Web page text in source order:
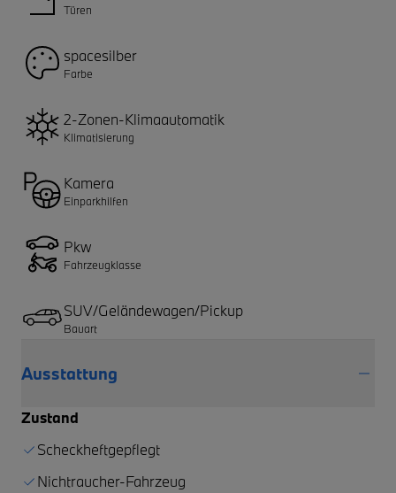
Türen
spacesilber
Farbe
2-Zonen-Klimaautomatik
Klimatisierung
Kamera
Einparkhilfen
Pkw
Fahrzeugklasse
SUV/Geländewagen/Pickup
Bauart
Ausstattung
Zustand
Scheckheftgepflegt
Nichtraucher-Fahrzeug